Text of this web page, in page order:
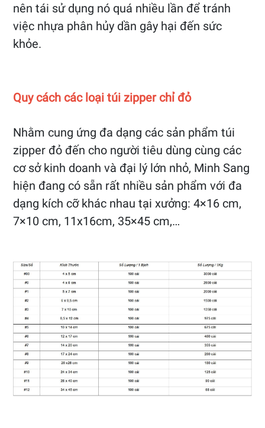
nên tái sử dụng nó quá nhiều lần để tránh
việc nhựa phân hủy dần gây hại đến sức
khỏe.
Quy cách các loại túi zipper chỉ đỏ
Nhằm cung ứng đa dạng các sản phẩm túi
zipper đỏ đến cho người tiêu dùng cùng các
cơ sở kinh doanh và đại lý lớn nhỏ, Minh Sang
hiện đang có sẵn rất nhiều sản phẩm với đa
dạng kích cỡ khác nhau tại xưởng: 4×16 cm,
7×10 cm, 11x16cm, 35×45 cm,…